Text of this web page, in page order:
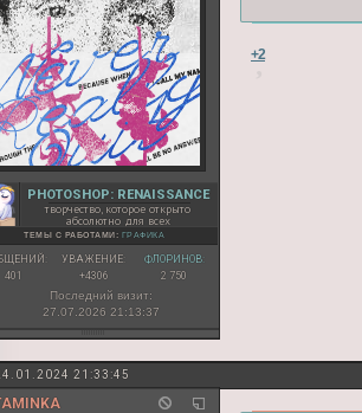
PHOTOSHOP: RENAISSANCE
творчество, которое открыто
абсолютно для всех
ТЕМЫ С РАБОТАМИ: ГРАФИКА
401
УВАЖЕНИЕ:
+4306
ФЛОРИНОВ:
2 750
Последний визит:
27.07.2026 21:13:37
+2
21:33:45